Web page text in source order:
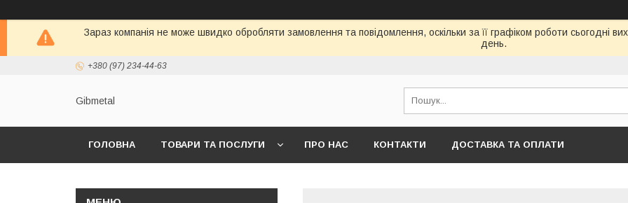
Зараз компанія не може швидко обробляти замовлення та повідомлення, оскільки за її графіком роботи сьогодні
день.
+380 (97) 234-44-63
Gibmetal
ГОЛОВНА ТОВАРИ ТА ПОСЛУГИ ПРО НАС КОНТАКТИ ДОСТАВКА ТА ОПЛАТИ